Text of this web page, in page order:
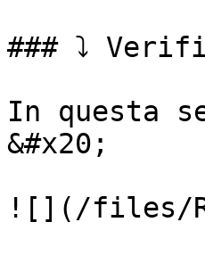
### ⤵️
In questa
&#x20;
![](/files/